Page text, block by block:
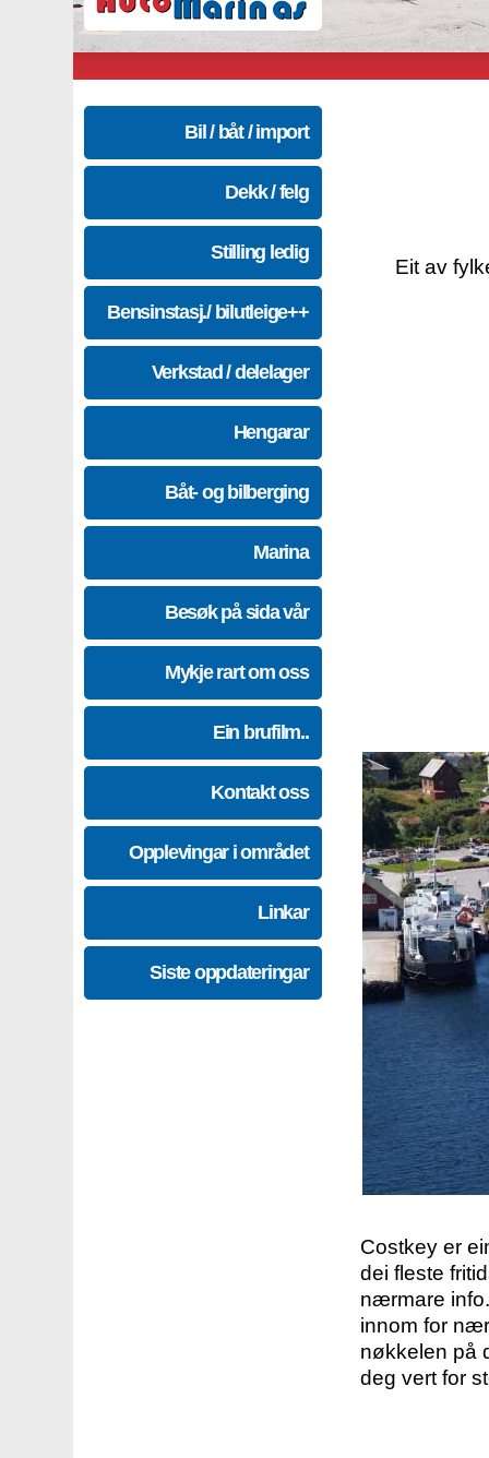
Bil / båt / import
Dekk / felg
Stilling ledig
Bensinstasj./ bilutleige++
Verkstad / delelager
Hengarar
Båt- og bilberging
Marina
Besøk på sida vår
Mykje rart om oss
Ein brufilm..
Kontakt oss
Opplevingar i området
Linkar
Siste oppdateringar
Eit av
Costkey er
dei fleste
nærmare
innom for
nøkkelen på
deg vert for